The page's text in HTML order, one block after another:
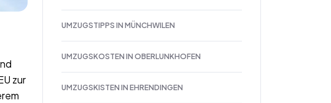
zur
UMZUGSTIPPS IN MÜNCHWILEN
UMZUGSKOSTEN IN OBERLUNKHOFEN
UMZUGSKISTEN IN EHRENDINGEN